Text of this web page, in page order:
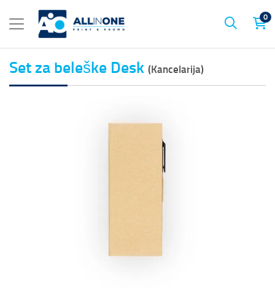
0
Set za beleške Desk (Kancelarija)